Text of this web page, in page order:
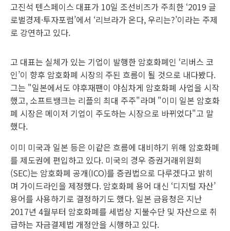
고진석 텐스페이스 대표가 10일 조선비즈가 주최한 ‘2019 글
로벌경제·투자포럼’에서 ‘리브라가 온다, 우리는?’이라는 주제
로 강연하고 있다.
고 대표는 실체가 있는 기업이 발행한 암호화폐인 ‘리버스 코
인’이 향후 암호화폐 시장의 주된 흐름이 될 것으로 내다봤다.
그는 "일본에서도 야후재팬이 야심차게 암호화폐 사업을 시작
했고, 소프트뱅크는 리플의 최대 주주"라며 "이미 일본 암호화
폐 시장은 메이저 기업이 주도하는 시장으로 바뀌었다"고 말
했다.
이미 미국과 일본 등은 이같은 흐름에 대비하기 위해 암호화폐
를 제도권에 편입하고 있다. 미국의 경우 증권거래위원회
(SEC)는 암호화폐 공개(ICO)를 증권법으로 다루겠다고 밝히
며 가이드라인을 제정했다. 암호화폐 용어 대신 ‘디지털 자산’
용어를 사용하기로 결정하기도 했다. 일본 금융청은 지난
2017년 4월부터 암호화폐를 세법상 지불수단 및 자산으로 취
급하는 자금결제법 개정안을 시행하고 있다.